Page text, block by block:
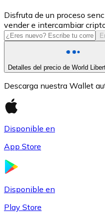
USDC
Disfruta de un proceso
vender e intercambiar
Detalles del precio de World
Descarga nuestra Wallet
Disponible en
App Store
Disponible en
Play Store